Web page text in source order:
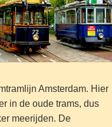
Amsterdam. Hier
in de oude trams, dus
meerijden. De